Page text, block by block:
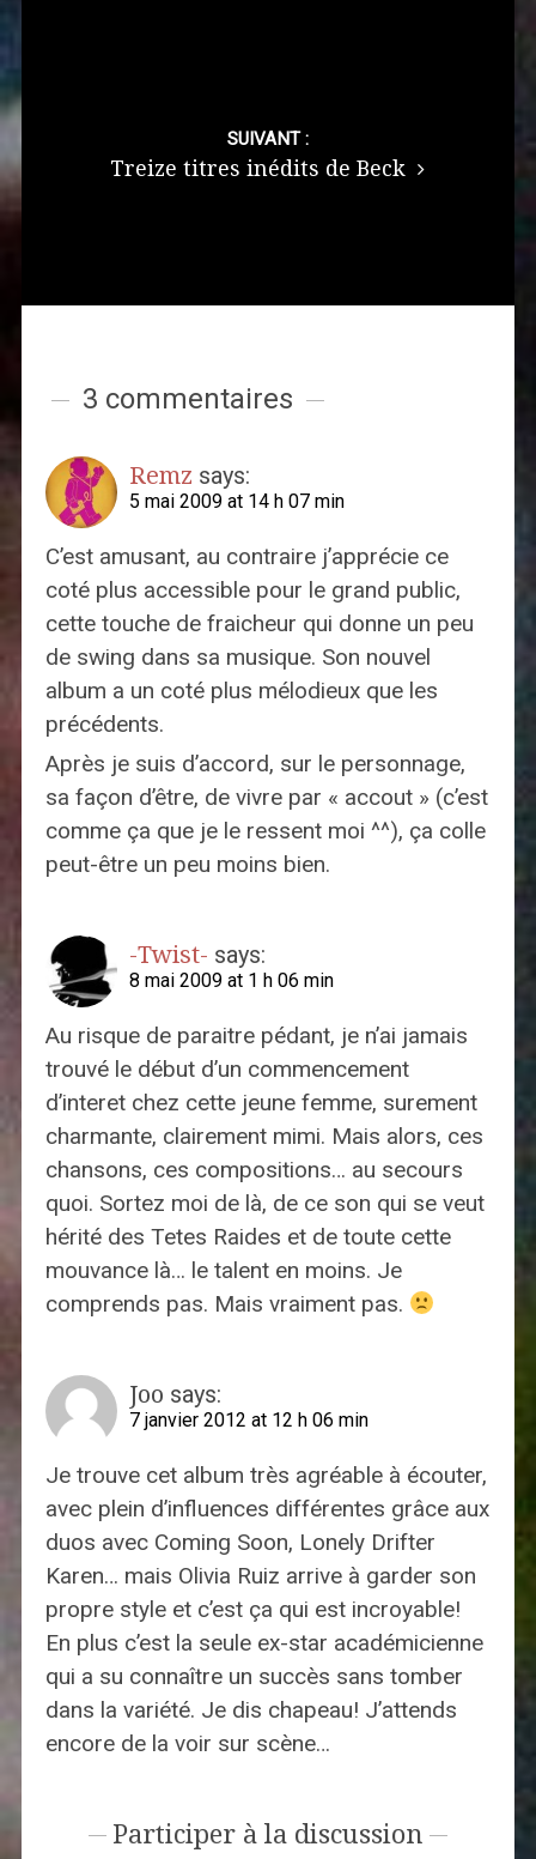
SUIVANT :
Treize titres inédits de Beck
3 commentaires
Remz says:
5 mai 2009 at 14 h 07 min
C’est amusant, au contraire j’apprécie ce
coté plus accessible pour le grand public,
cette touche de fraicheur qui donne un peu
de swing dans sa musique. Son nouvel
album a un coté plus mélodieux que les
précédents.
Après je suis d’accord, sur le personnage,
sa façon d’être, de vivre par « accout » (c’est
comme ça que je le ressent moi ^^), ça colle
peut-être un peu moins bien.
-Twist- says:
8 mai 2009 at 1 h 06 min
Au risque de paraitre pédant, je n’ai jamais
trouvé le début d’un commencement
d’interet chez cette jeune femme, surement
charmante, clairement mimi. Mais alors, ces
chansons, ces compositions… au secours
quoi. Sortez moi de là, de ce son qui se veut
hérité des Tetes Raides et de toute cette
mouvance là… le talent en moins. Je
comprends pas. Mais vraiment pas.
Joo says:
7 janvier 2012 at 12 h 06 min
Je trouve cet album très agréable à écouter,
avec plein d’influences différentes grâce aux
duos avec Coming Soon, Lonely Drifter
Karen… mais Olivia Ruiz arrive à garder son
propre style et c’est ça qui est incroyable!
En plus c’est la seule ex-star académicienne
qui a su connaître un succès sans tomber
dans la variété. Je dis chapeau! J’attends
encore de la voir sur scène…
Participer à la discussion